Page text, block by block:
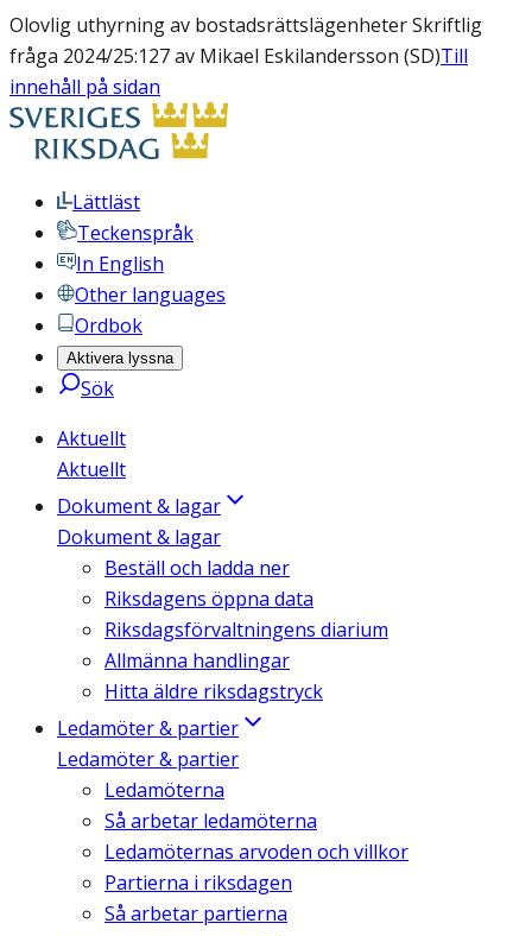
Olovlig uthyrning av bostadsrättslägenheter Skriftlig
fråga 2024/25:127 av Mikael Eskilandersson (SD)Till
innehåll på sidan
Lättläst
Teckenspråk
In English
Other languages
Ordbok
Aktivera lyssna
Sök
Aktuellt
Aktuellt
Dokument & lagar
Dokument & lagar
Beställ och ladda ner
Riksdagens öppna data
Riksdagsförvaltningens diarium
Allmänna handlingar
Hitta äldre riksdagstryck
Ledamöter & partier
Ledamöter & partier
Ledamöterna
Så arbetar ledamöterna
Ledamöternas arvoden och villkor
Partierna i riksdagen
Så arbetar partierna